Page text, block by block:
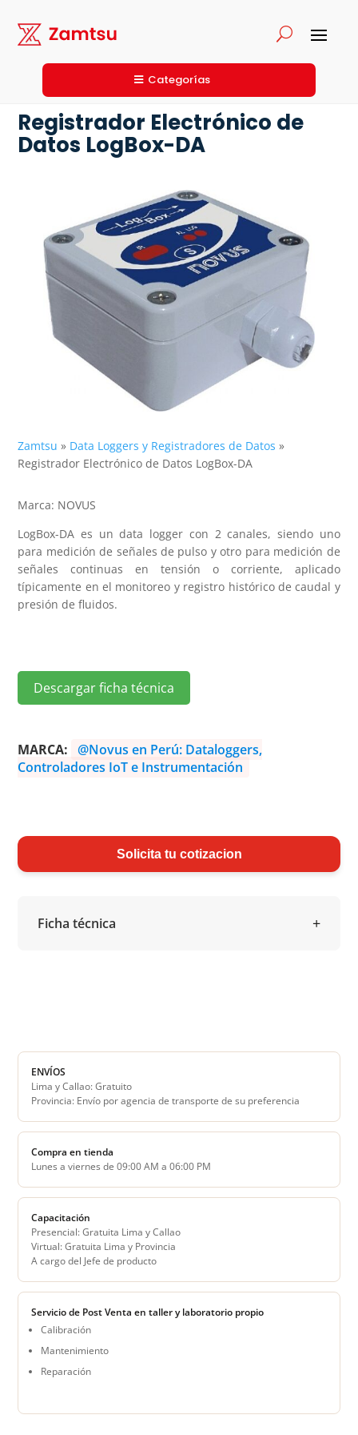
Categorías
Zamtsu » Data Loggers y Registradores de Datos »
Registrador Electrónico de Datos LogBox-DA
Registrador Electrónico de
Datos LogBox-DA
Marca: NOVUS
LogBox-DA es un data logger con 2 canales, siendo uno
para medición de señales de pulso y otro para medición de
señales continuas en tensión o corriente, aplicado
típicamente en el monitoreo y registro histórico de caudal y
presión de fluidos.
Descargar ficha técnica
MARCA:
@Novus en Perú: Dataloggers,
Controladores IoT e Instrumentación
Solicita tu cotizacion
Ficha técnica
ENVÍOS
Lima y Callao: Gratuito
Provincia: Envío por agencia de transporte de su preferencia
Compra en tienda
Lunes a viernes de 09:00 AM a 06:00 PM
Capacitación
Presencial: Gratuita Lima y Callao
Virtual: Gratuita Lima y Provincia
A cargo del Jefe de producto
Servicio de Post Venta en taller y laboratorio propio
Calibración
Mantenimiento
Reparación